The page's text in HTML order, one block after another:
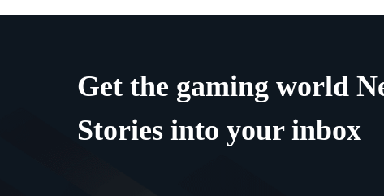
Get the gaming world
Stories into your inbox